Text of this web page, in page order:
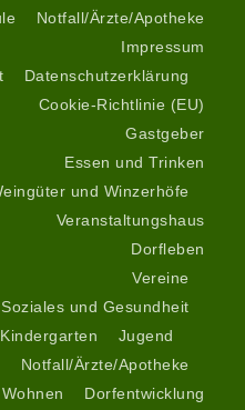
Notfall/Ärzte/Apotheke
Impressum
Datenschutzerklärung
Cookie-Richtlinie (EU)
Gastgeber
Essen und Trinken
und Winzerhöfe
Veranstaltungshaus
Dorfleben
Vereine
Soziales und Gesundheit
Kindergarten
Jugend
Notfall/Ärzte/Apotheke
Dorfentwicklung